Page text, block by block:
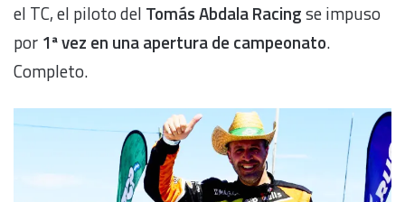
el TC, el piloto del Tomás Abdala Racingse impuso
por 1ª vez en una apertura de campeonato.
Completo.